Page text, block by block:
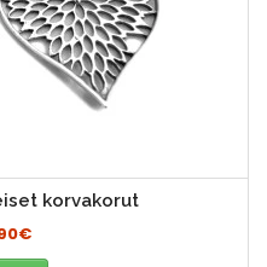
korvakorut